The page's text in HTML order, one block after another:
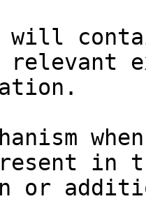
will
relevant
in
or